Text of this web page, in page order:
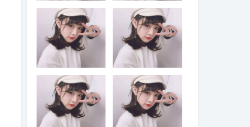
2026年7月30日
召开的中共中央
政治局会议强
调，要有效扩大
____，适应不同
群体消费需求扩
大优质供给，挖
掘____潜力。扎
实推进____规划
建设。加快现代
化产业体系建
设，加强对基础
2026年7月30日
召开的中共中央
政治局会议认
为，今年以来，
以习近平同志为
核心的党中央团
结带领全党全国
各族人民锐意进
取、奋勇拼搏，
坚持统筹国内国
际两个大局，统
筹发展和安全，
2026年7月30日
召开的中共中央
政治局会议强
调，持之以恒推
进全面从严治党
2026年7月30日
召开的中共中央
政治局会议指
出，党的十八大
以来，全面从严